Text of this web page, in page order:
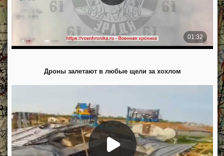
Дроны залетают в любые щели за хохлом